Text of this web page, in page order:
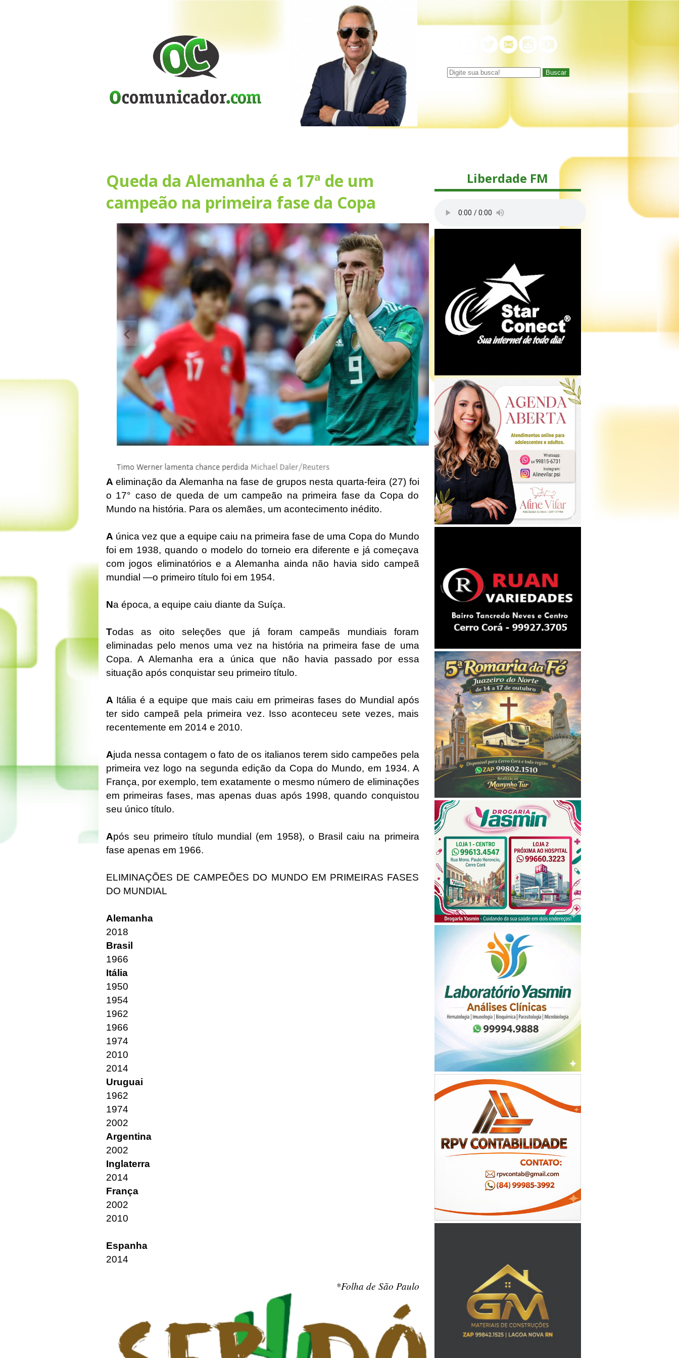
Buscar
Queda da Alemanha é a 17ª de um
campeão na primeira fase da Copa
A eliminação da Alemanha na fase de grupos nesta quarta-feira (27) foi
o 17° caso de queda de um campeão na primeira fase da Copa do
Mundo na história. Para os alemães, um acontecimento inédito.
A única vez que a equipe caiu na primeira fase de uma Copa do Mundo
foi em 1938, quando o modelo do torneio era diferente e já começava
com jogos eliminatórios e a Alemanha ainda não havia sido campeã
mundial —o primeiro título foi em 1954.
Na época, a equipe caiu diante da Suíça.
Todas as oito seleções que já foram campeãs mundiais foram
eliminadas pelo menos uma vez na história na primeira fase de uma
Copa. A Alemanha era a única que não havia passado por essa
situação após conquistar seu primeiro título.
A Itália é a equipe que mais caiu em primeiras fases do Mundial após
ter sido campeã pela primeira vez. Isso aconteceu sete vezes, mais
recentemente em 2014 e 2010.
Ajuda nessa contagem o fato de os italianos terem sido campeões pela
primeira vez logo na segunda edição da Copa do Mundo, em 1934. A
França, por exemplo, tem exatamente o mesmo número de eliminações
em primeiras fases, mas apenas duas após 1998, quando conquistou
seu único título.
Após seu primeiro título mundial (em 1958), o Brasil caiu na primeira
fase apenas em 1966.
ELIMINAÇÕES DE CAMPEÕES DO MUNDO EM PRIMEIRAS FASES
DO MUNDIAL
Alemanha
2018
Brasil
1966
Itália
1950
1954
1962
1966
1974
2010
2014
Uruguai
1962
1974
2002
Argentina
2002
Inglaterra
2014
França
2002
2010
Espanha
​2014
*Folha de São Paulo
Liberdade FM